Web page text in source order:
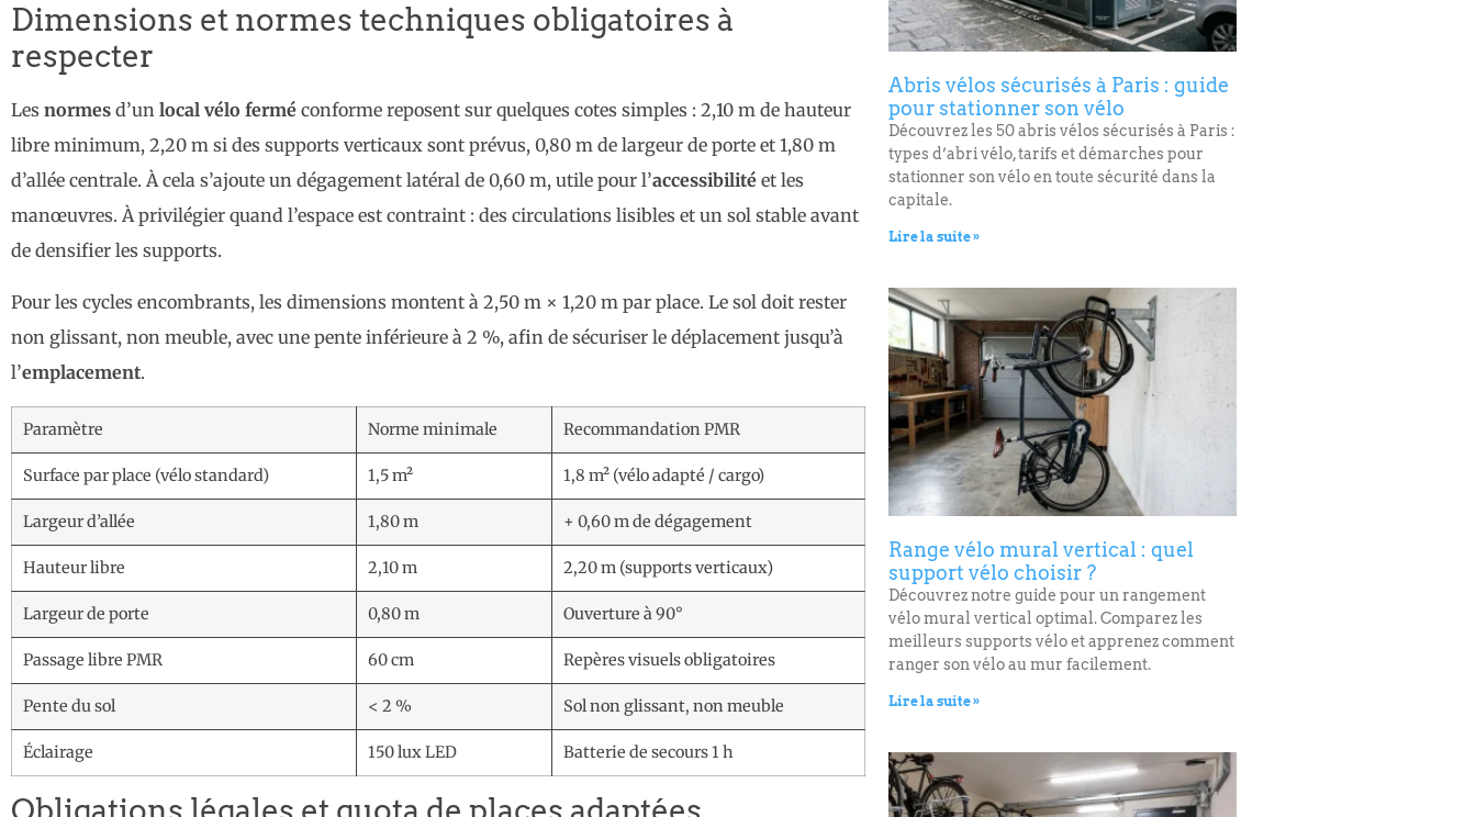
Dimensions et normes techniques obligatoires à
respecter
Les normes d’un local vélo fermé conforme reposent sur quelques cotes simples : 2,10 m de hauteur
libre minimum, 2,20 m si des supports verticaux sont prévus, 0,80 m de largeur de porte et 1,80 m
d’allée centrale. À cela s’ajoute un dégagement latéral de 0,60 m, utile pour l’accessibilité et les
manœuvres. À privilégier quand l’espace est contraint : des circulations lisibles et un sol stable avant
de densifier les supports.
Pour les cycles encombrants, les dimensions montent à 2,50 m × 1,20 m par place. Le sol doit rester
non glissant, non meuble, avec une pente inférieure à 2 %, afin de sécuriser le déplacement jusqu’à
l’emplacement.
Paramètre Norme minimale Recommandation PMR
Surface par place (vélo standard) 1,5 m² 1,8 m² (vélo adapté / cargo)
Largeur d’allée 1,80 m + 0,60 m de dégagement
Hauteur libre 2,10 m 2,20 m (supports verticaux)
Largeur de porte 0,80 m Ouverture à 90°
Passage libre PMR 60 cm Repères visuels obligatoires
Pente du sol < 2 % Sol non glissant, non meuble
Éclairage 150 lux LED Batterie de secours 1 h
Abris vélos sécurisés à Paris : guide
pour stationner son vélo
Découvrez les 50 abris vélos sécurisés à Paris :
types d’abri vélo, tarifs et démarches pour
stationner son vélo en toute sécurité dans la
capitale.
Lire la suite »
Range vélo mural vertical : quel
support vélo choisir ?
Découvrez notre guide pour un rangement
vélo mural vertical optimal. Comparez les
meilleurs supports vélo et apprenez comment
ranger son vélo au mur facilement.
Lire la suite »